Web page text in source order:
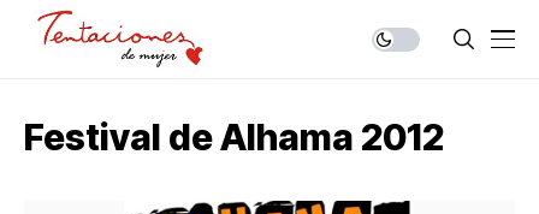
Festival de Alhama 2012